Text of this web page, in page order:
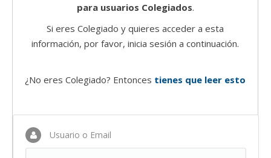
para usuarios Colegiados.
Si eres Colegiado y quieres acceder a esta
información, por favor, inicia sesión a continuación.
¿No eres Colegiado? Entonces tienes que leer esto
Usuario o Email